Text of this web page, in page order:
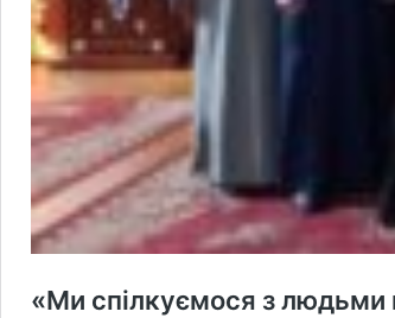
«Ми спілкуємося з людьми